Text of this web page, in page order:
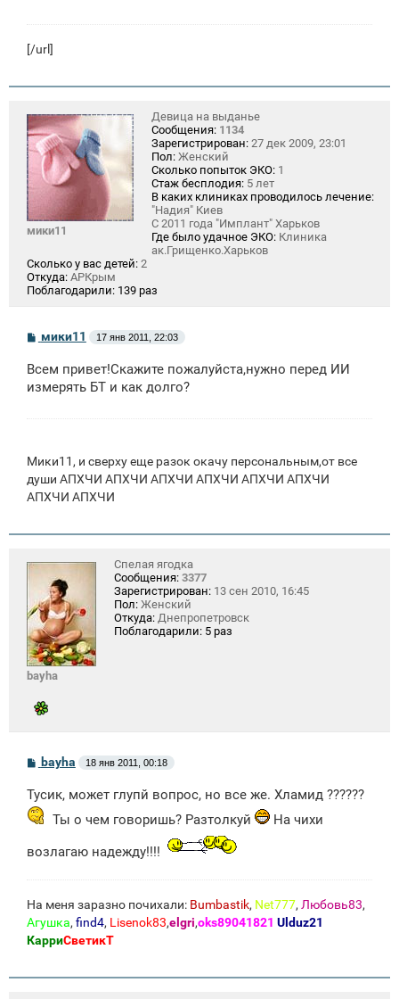
[/url]
мики11
Девица на выданье
Сообщения: 1134
Зарегистрирован: 27 дек 2009, 23:01
Пол: Женский
Сколько попыток ЭКО: 1
Стаж бесплодия: 5 лет
В каких клиниках проводилось лечение:
"Надия" Киев
С 2011 года "Имплант" Харьков
Где было удачное ЭКО: Клиника
ак.Грищенко.Харьков
Сколько у вас детей: 2
Откуда: АРКрым
Поблагодарили: 139 раз
С
б
щ
мики11 17 янв 2011, 22:03
Всем привет!Скажите пожалуйста,нужно перед ИИ
измерять БТ и как долго?
Мики11, и сверху еще разок окачу персональным,от все
души АПХЧИ АПХЧИ АПХЧИ АПХЧИ АПХЧИ АПХЧИ
АПХЧИ АПХЧИ
bayha
Спелая ягодка
Сообщения: 3377
Зарегистрирован: 13 сен 2010, 16:45
Пол: Женский
Откуда: Днепропетровск
Поблагодарили: 5 раз
С
б
щ
е
и
е
bayha 18 янв 2011, 00:18
Тусик, может глупй вопрос, но все же. Хламид ??????
Ты о чем говоришь? Разтолкуй
На чихи
возлагаю надежду!!!!
На меня заразно почихали: Bumbastik, Net777, Любовь83,
Агушка, find4, Lisenok83,elgri,oks89041821 Ulduz21
КарриСветикТ